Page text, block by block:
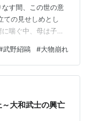
す間、この世の意
ての見せしめとし
喘ぐ中、母は子に
を落とした。その
持つ」という夢を
仲間とともに命を
日夏が生き残っ
と、うって変わっ
…
武野紹鷗 #大物崩れ
大和武士の興亡